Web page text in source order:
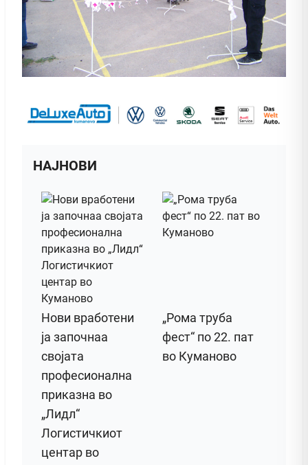
НАЈНОВИ
Нови вработени
ја започнаа
својата
професионална
приказна во
„Лидл“
Логистичкиот
центар во
„Рома труба
фест“ по 22. пат
во Куманово